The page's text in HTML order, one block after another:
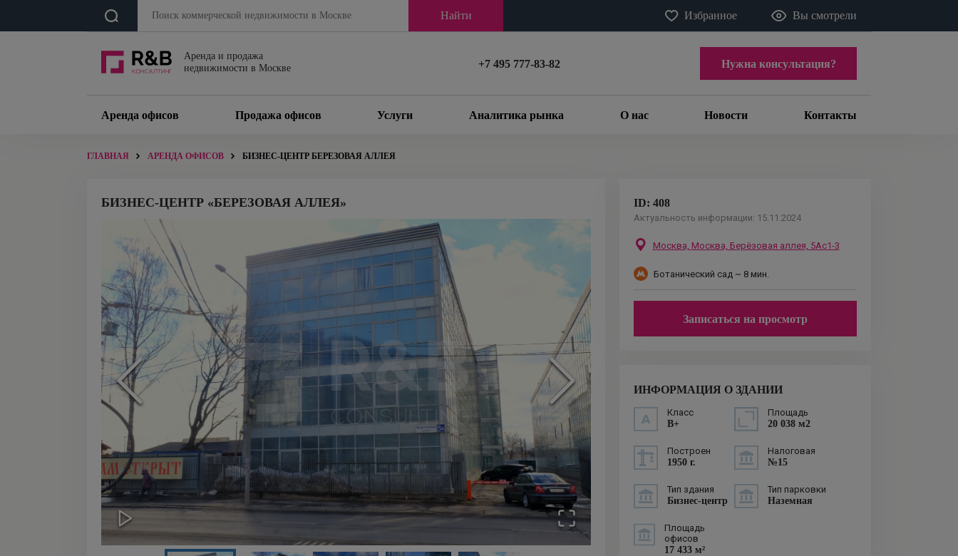
Найти Избранное Вы смотрели
Аренда и продажа
недвижимости в Москве
+7 495 777-83-82 Нужна консультация?
Аренда офисов Продажа офисов Услуги Аналитика рынка О нас Новости Контакты
ГЛАВНАЯ АРЕНДА ОФИСОВ БИЗНЕС-ЦЕНТР БЕРЕЗОВАЯ АЛЛЕЯ
БИЗНЕС-ЦЕНТР «БЕРЕЗОВАЯ АЛЛЕЯ» ID: 408
Актуальность информации: 15.11.2024
Москва, Москва, Берёзовая аллея, 5Ас1-3
Ботанический сад ~ 8 мин.
Записаться на просмотр
ИНФОРМАЦИЯ О ЗДАНИИ
Класс
B+
Площадь
20 038 м2
Построен
1950 г.
Налоговая
№15
Тип здания
Бизнес-центр
Тип парковки
Наземная
Площадь
офисов
17 433 м²